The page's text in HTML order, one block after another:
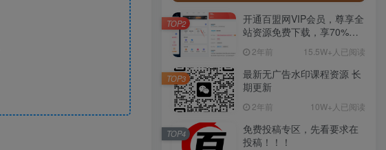
开通百盟网VIP会员，尊享全
站资源免费下载，享70%的
惠】2年前 15.5W+人已阅读
TOP2
最新无广告水印课程资源 长
期更新
2年前 10W+人已阅读
TOP3
免费投稿专区，先看要求在
投稿！！！
TOP4